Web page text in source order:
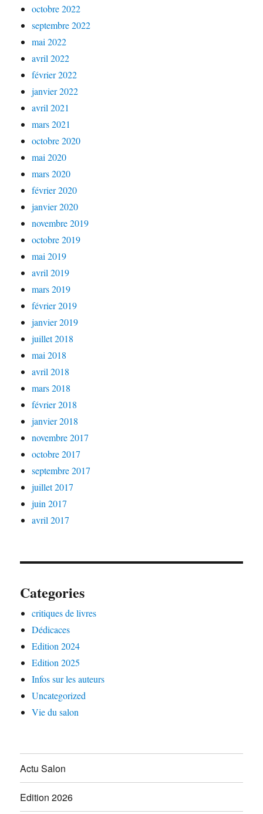
octobre 2022
septembre 2022
mai 2022
avril 2022
février 2022
janvier 2022
avril 2021
mars 2021
octobre 2020
mai 2020
mars 2020
février 2020
janvier 2020
novembre 2019
octobre 2019
mai 2019
avril 2019
mars 2019
février 2019
janvier 2019
juillet 2018
mai 2018
avril 2018
mars 2018
février 2018
janvier 2018
novembre 2017
octobre 2017
septembre 2017
juillet 2017
juin 2017
avril 2017
Categories
critiques de livres
Dédicaces
Edition 2024
Edition 2025
Infos sur les auteurs
Uncategorized
Vie du salon
Actu Salon
Edition 2026